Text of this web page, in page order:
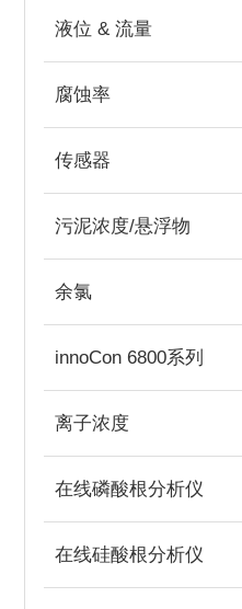
液位 & 流量
腐蚀率
传感器
污泥浓度/悬浮物
余氯
innoCon 6800系列
离子浓度
在线磷酸根分析仪
在线硅酸根分析仪